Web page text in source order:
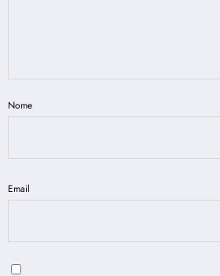
Nome
Email